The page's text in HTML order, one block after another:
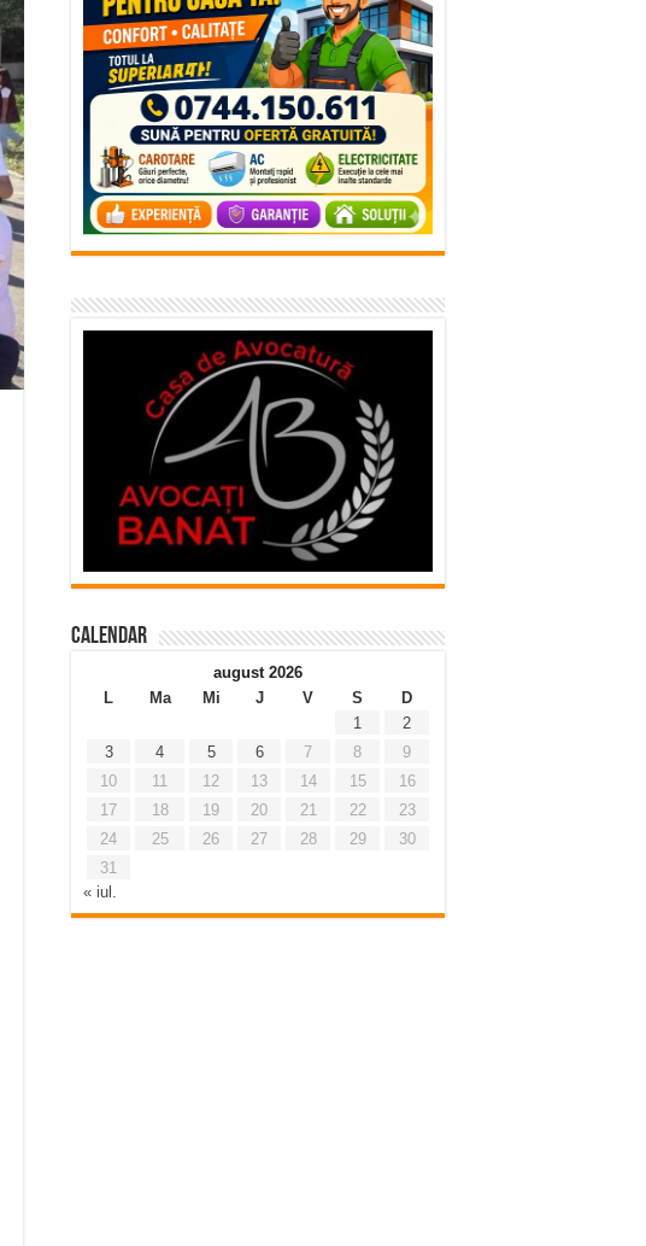
Calendar
august 2026
L
Ma Mi J V S
D
1
2
3
4 5 6 7 8
9
10
11 12 13 14 15
16
17
18 19 20 21 22
23
24
25 26 27 28 29
30
31
« iul.